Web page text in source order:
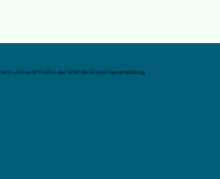
und somit Profi in der Welt der Erwachsenenbildung.